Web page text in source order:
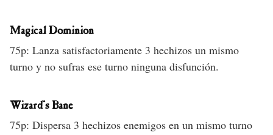
Magical Dominion
75p: Lanza satisfactoriamente 3 hechizos un mismo
turno y no sufras ese turno ninguna disfunción.
Wizard’s Bane
75p: Dispersa 3 hechizos enemigos en un mismo turno